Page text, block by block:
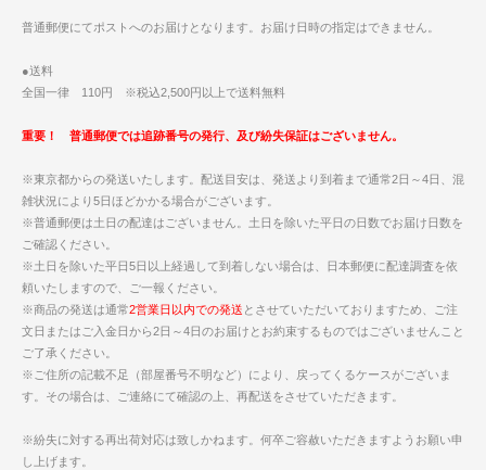
普通郵便にてポストへのお届けとなります。お届け日時の指定はできません。
●送料
全国一律 110円 ※税込2,500円以上で送料無料
重要！ 普通郵便では追跡番号の発行、及び紛失保証はございません。
※東京都からの発送いたします。配送目安は、発送より到着まで通常2日～4日、混
雑状況により5日ほどかかる場合がございます。
※普通郵便は土日の配達はございません。土日を除いた平日の日数でお届け日数を
ご確認ください。
※土日を除いた平日5日以上経過して到着しない場合は、日本郵便に配達調査を依
頼いたしますので、ご一報ください。
※商品の発送は通常2営業日以内での発送 とさせていただいておりますため、ご注
文日またはご入金日から2日～4日のお届けとお約束するものではございませんこと
ご了承ください。
※ご住所の記載不足（部屋番号不明など）により、戻ってくるケースがございま
す。その場合は、ご連絡にて確認の上、再配送をさせていただきます。
※紛失に対する再出荷対応は致しかねます。何卒ご容赦いただきますようお願い申
し上げます。